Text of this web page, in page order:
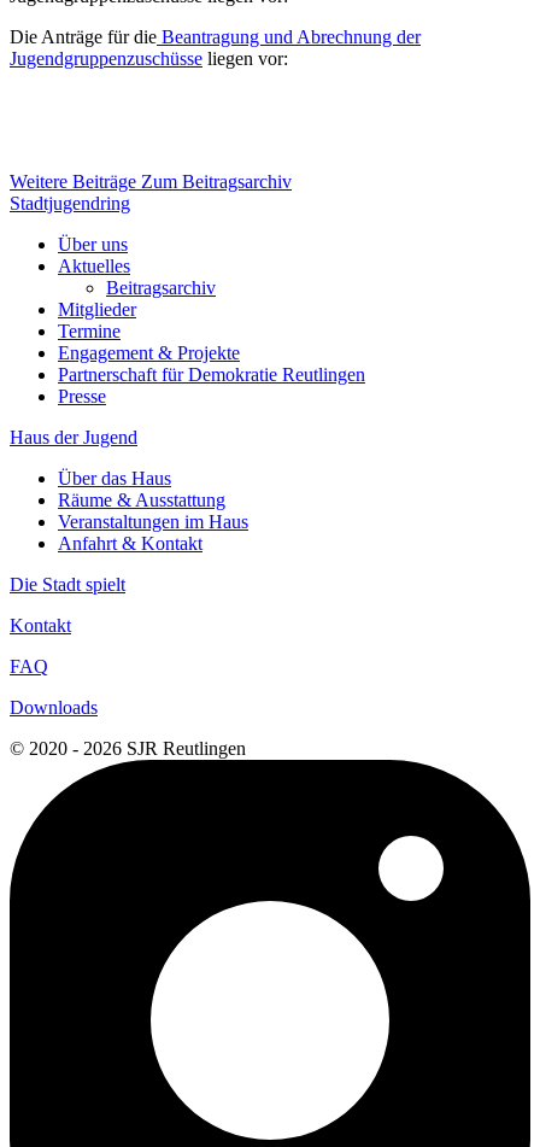
Die Anträge für die Beantragung und Abrechnung der
Jugendgruppenzuschüsse liegen vor:
Weitere Beiträge Zum Beitragsarchiv
Stadtjugendring
Über uns
Aktuelles
Beitragsarchiv
Mitglieder
Termine
Engagement & Projekte
Partnerschaft für Demokratie Reutlingen
Presse
Haus der Jugend
Über das Haus
Räume & Ausstattung
Veranstaltungen im Haus
Anfahrt & Kontakt
Die Stadt spielt
Kontakt
FAQ
Downloads
© 2020 - 2026 SJR Reutlingen